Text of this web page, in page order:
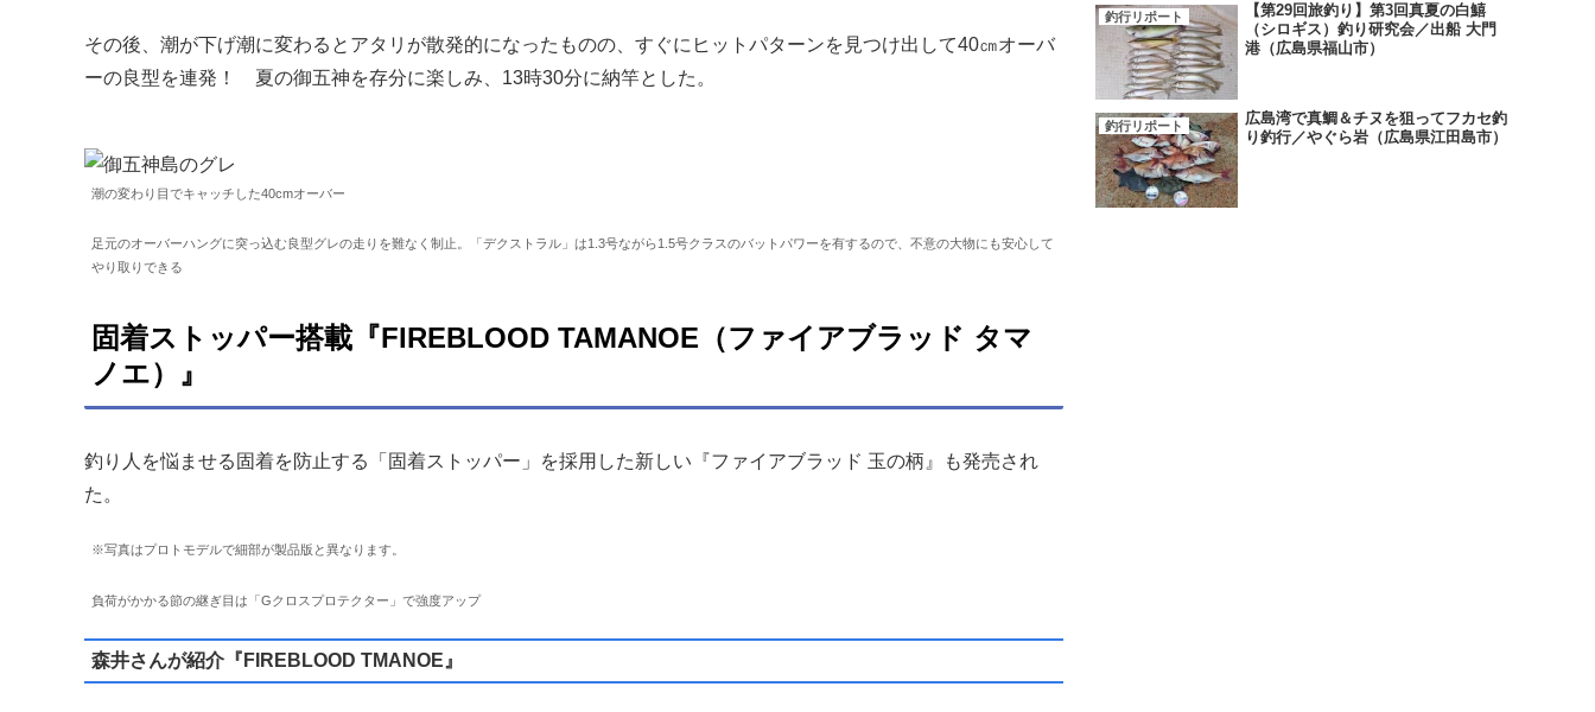
その後、潮が下げ潮に変わるとアタリが散発的になったものの、すぐにヒットパターンを見つけ出して40㎝オーバ
ーの良型を連発！ 夏の御五神を存分に楽しみ、13時30分に納竿とした。
潮の変わり目でキャッチした40cmオーバー
足元のオーバーハングに突っ込む良型グレの走りを難なく制止。「デクストラル」は1.3号ながら1.5号クラスのバットパワーを有するので、不意の大物にも安心して
やり取りできる
固着ストッパー搭載『FIREBLOOD TAMANOE（ファイアブラッド タマ
ノエ）』
釣り人を悩ませる固着を防止する「固着ストッパー」を採用した新しい『ファイアブラッド 玉の柄』も発売され
た。
※写真はプロトモデルで細部が製品版と異なります。
負荷がかかる節の継ぎ目は「Gクロスプロテクター」で強度アップ
森井さんが紹介『FIREBLOOD TMANOE』
釣行リポート
【第29回旅釣り】第3回真夏の白鱚
（シロギス）釣り研究会／出船 大門
港（広島県福山市）
釣行リポート
広島湾で真鯛＆チヌを狙ってフカセ釣
り釣行／やぐら岩（広島県江田島市）